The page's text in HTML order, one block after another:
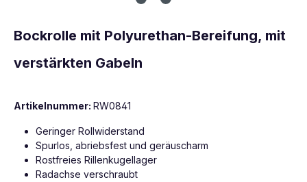
Bockrolle mit Polyurethan-Bereifung, mit
verstärkten Gabeln
Artikelnummer: RW0841
Geringer Rollwiderstand
Spurlos, abriebsfest und geräuscharm
Rostfreies Rillenkugellager
Radachse verschraubt